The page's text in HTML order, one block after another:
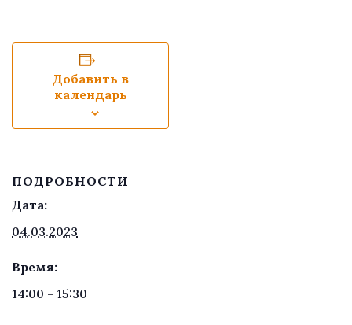
Добавить в
календарь
ПОДРОБНОСТИ
Дата:
04.03.2023
Время:
14:00 - 15:30